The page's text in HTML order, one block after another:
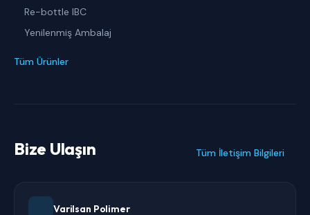
Re-bottle IBC
Yenilenmiş Ambalaj
Tüm Ürünler
Bize Ulaşın Tüm İletişim Bilgileri
Varilsan Polimer